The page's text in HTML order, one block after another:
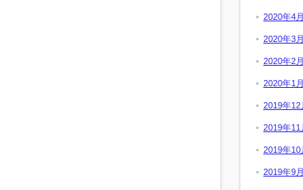
2020年4月
2020年3月
2020年2月
2020年1月
2019年12
2019年11
2019年10
2019年9月